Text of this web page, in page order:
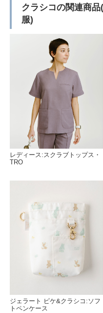
クラシコの関連商
服)
レディース:スクラブトップス・
TRO
ジェラート ピケ&クラシコ:ソフ
トペンケース